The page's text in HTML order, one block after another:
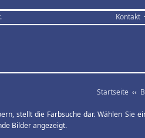
Kontakt ·
Startseite ‹‹
stellt die Farbsuche dar. Wählen Sie
Bilder angezeigt.